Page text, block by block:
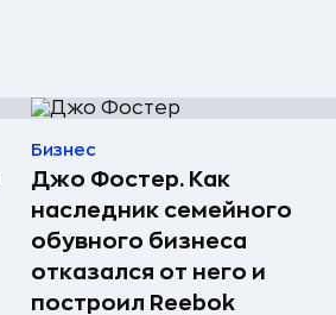
Бизнес
Джо Фостер. Как
наследник семейного
обувного бизнеса
отказался от него и
построил Reebok